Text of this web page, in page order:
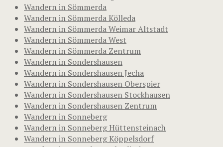
Wandern in Sömmerda
Wandern in Sömmerda Kölleda
Wandern in Sömmerda Weimar Altstadt
Wandern in Sömmerda West
Wandern in Sömmerda Zentrum
Wandern in Sondershausen
Wandern in Sondershausen Jecha
Wandern in Sondershausen Oberspier
Wandern in Sondershausen Stockhausen
Wandern in Sondershausen Zentrum
Wandern in Sonneberg
Wandern in Sonneberg Hüttensteinach
Wandern in Sonneberg Köppelsdorf